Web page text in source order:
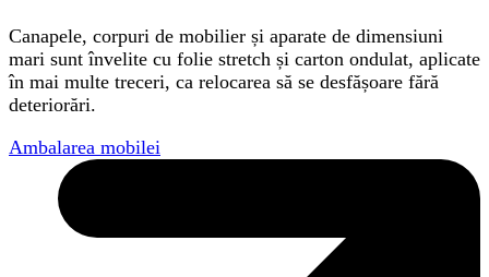
Canapele, corpuri de mobilier și aparate de dimensiuni
mari sunt învelite cu folie stretch și carton ondulat, aplicate
în mai multe treceri, ca relocarea să se desfășoare fără
deteriorări.
Ambalarea mobilei